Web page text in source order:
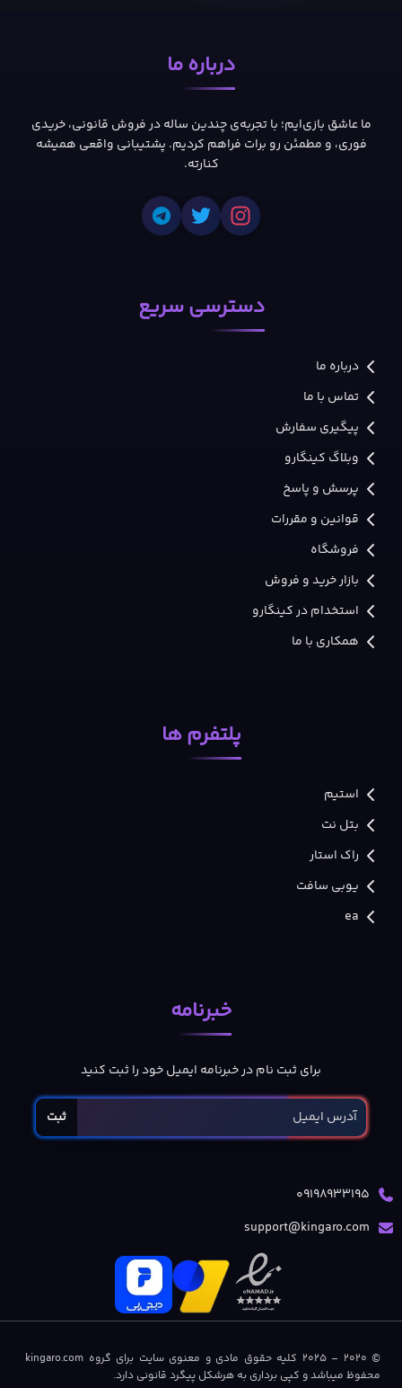
درباره ما
ما عاشق بازی‌ایم؛ با تجربه‌ی چندین ساله در فروش قانونی، خریدی
فوری، و مطمئن رو برات فراهم کردیم. پشتیبانی واقعی همیشه
کنارته.
دسترسی سریع
درباره ما
تماس با ما
پیگیری سفارش
وبلاگ کینگارو
پرسش و پاسخ
قوانین و مقررات
فروشگاه
بازار خرید و فروش
استخدام در کینگارو
همکاری با ما
پلتفرم ها
استیم
بتل نت
راک استار
یوبی سافت
ea
خبرنامه
برای ثبت نام در خبرنامه ایمیل خود را ثبت کنید
ثبت
09198933195
support@kingaro.com
© 2020 – 2025 کلیه حقوق مادی و معنوی سایت برای گروه kingaro.com
محفوظ میباشد و کپی برداری به هرشکل پیگرد قانونی دارد.